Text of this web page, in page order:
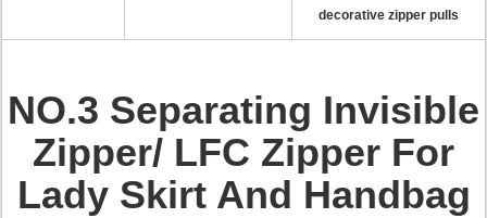
decorative zipper pulls
NO.3 Separating Invisible
Zipper/ LFC Zipper For
Lady Skirt And Handbag